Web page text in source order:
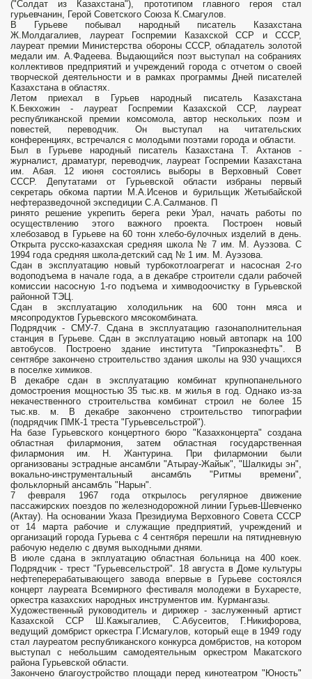
("Солдат из Казахстана"), прототипом главного героя стал
гурьевчанин, Герой Советского Союза К.Смагулов.
В Гурьеве побывал народный писатель Казахстана
Ж.Молдагалиев, лауреат Госпремии Казахской ССР и СССР,
лауреат премии Министерства обороны СССР, обладатель золотой
медали им. А.Фадеева. Выдающийся поэт выступал на собраниях
коллективов предприятий и учреждений города с отчетом о своей
творческой деятельности и в рамках программы Дней писателей
Казахстана в областях.
Летом приехал в Гурьев народный писатель Казахстана
К.Бекхожин - лауреат Госпремии Казахской ССР, лауреат
республиканской премии комсомола, автор нескольких поэм и
повестей, переводчик. Он выступал на читательских
конференциях, встречался с молодыми поэтами города и области.
Был в Гурьеве народный писатель Казахстана Т. Ахтанов -
журналист, драматург, переводчик, лауреат Госпремии Казахстана
им. Абая. 12 июня состоялись выборы в Верховный Совет
СССР. Депутатами от Гурьевской области избраны первый
секретарь обкома партии М.А.Исенов и бурильщик Жетыбайской
нефтеразведочной экспедиции С.А.Салманов. П
ринято решение укрепить берега реки Урал, начать работы по
осуществлению этого важного проекта. Построен новый
хлебозавод в Гурьеве на 60 тонн хлебо-булочных изделий в день.
Открыта русско-казахская средняя школа № 7 им. М. Ауэзова. С
1994 года средняя школа-детский сад № 1 им. М. Ауэзова.
Сдан в эксплуатацию новый турбокотлоагрегат и насосная 2-го
водоподъема в начале года, а в декабре строители сдали рабочей
комиссии насосную 1-го подъема и химводоочистку в Гурьевской
районной ТЭЦ.
Сдан в эксплуатацию холодильник на 600 тонн мяса и
мясопродуктов Гурьевского мясокомбината.
Подрядчик - СМУ-7. Сдана в эксплуатацию газонаполнительная
станция в Гурьеве. Сдан в эксплуатацию новый автопарк на 100
автобусов. Построено здание института "Гипроказнефть". В
сентябре закончено строительство здания школы на 930 учащихся
в поселке химиков.
В декабре сдан в эксплуатацию комбинат крупнопанельного
домостроения мощностью 35 тыс.кв. м жилья в год. Однако из-за
некачественного строительства комбинат строил не более 15
тыс.кв. м. В декабре закончено строительство типографии
(подрядчик ПМК-1 треста "Гурьевсельстрой").
На базе Гурьевского концертного бюро "Казахконцерта" создана
областная филармония, затем областная государственная
филармония им. Н. Жантурина. При филармонии были
организованы эстрадные ансамбли "Атырау-Жайык", "Шалкиды эн",
вокально-инструментальный ансамбль "Ритмы времени",
фольклорный ансамбль "Нарын".
7 февраля 1967 года открылось регулярное движение
пассажирских поездов по железнодорожной линии Гурьев-Шевченко
(Актау). На основании Указа Президиума Верховного Совета СССР
от 14 марта рабочие и служащие предприятий, учреждений и
организаций города Гурьева с 4 сентября перешли на пятидневную
рабочую неделю с двумя выходными днями.
В июле сдана в экплуатацию областная больница на 400 коек.
Подрядчик - трест "Гурьевсельстрой". 18 августа в Доме культуры
нефтеперерабатывающего завода впервые в Гурьеве состоялся
концерт лауреата Всемирного фестиваля молодежи в Бухаресте,
оркестра казахских народных инструментов им. Курмангазы.
Художественный руководитель и дирижер - заслуженный артист
Казахской ССР Ш.Кажыгалиев, С.Абусеитов, Г.Никифорова,
ведущий домбрист оркестра Г.Исмагулов, который еще в 1949 году
стал лауреатом республиканского конкурса домбристов, на котором
выступал с небольшим самодеятельным оркестром Макатского
района Гурьевской области.
Закончено благоустройство площади перед кинотеатром "Юность"